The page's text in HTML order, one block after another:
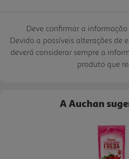
Deve confirmar a
Devido a possíveis alterações de
deverá considerar sempre a
produto que
A Auchan